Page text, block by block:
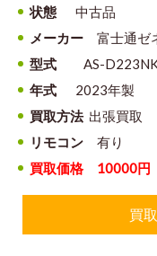
状態
中古品
メーカー 富士通ゼ
型式 AS-
年式 2023年製
買取方法 出張買取
リモコン 有り
買取価格 10000円
買